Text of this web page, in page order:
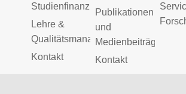
Studienfinanzierung
Lehre &
Qualitätsmanagement
Kontakt
Publikationen
und
Medienbeiträge
Kontakt